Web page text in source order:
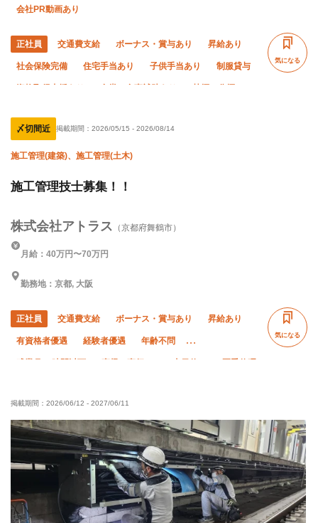
会社PR動画あり
正社員 交通費支給 ボーナス・賞与あり 昇給あり
社会保険完備 住宅手当あり 子供手当あり 制服貸与
50代以上活躍中 夏季休暇 年末年始休暇
車・バイク通勤OK 転勤なし
気になる
〆切間近 掲載期間： 2026/05/15 - 2026/08/14
施工管理(建築)、施工管理(土木)
施工管理技士募集！！
株式会社アトラス （京都府舞鶴市）
月給：40万円〜70万円
勤務地：京都, 大阪
正社員 交通費支給 ボーナス・賞与あり 昇給あり
有資格者優遇 経験者優遇 年齢不問
制服貸与 研修制度あり
気になる
掲載期間： 2026/06/12 - 2027/06/11